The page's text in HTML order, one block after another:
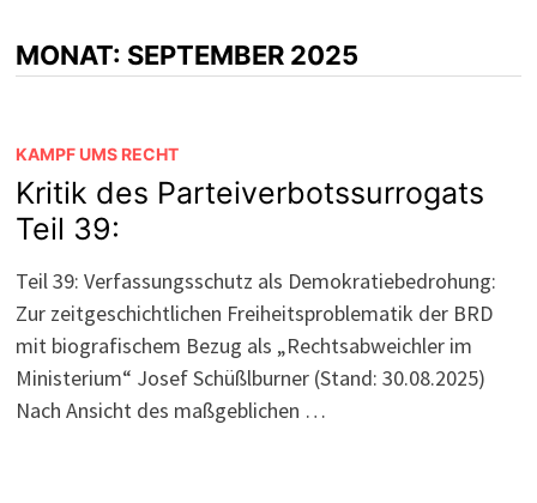
MONAT: SEPTEMBER 2025
KAMPF UMS RECHT
Kritik des Parteiverbotssurrogats
Teil 39:
Teil 39: Verfassungsschutz als Demokratiebedrohung:
Zur zeitgeschichtlichen Freiheitsproblematik der BRD
mit biografischem Bezug als „Rechtsabweichler im
Ministerium“ Josef Schüßlburner (Stand: 30.08.2025)
Nach Ansicht des maßgeblichen …